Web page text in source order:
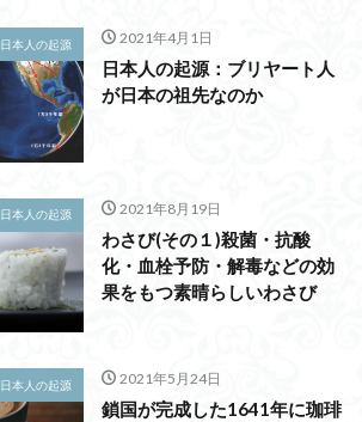
日本人の起源 2021年4月1日
日本人の起源：ブリヤート人
が日本の祖先なのか
日本人の起源 2021年8月19日
わさび(その１)殺菌・抗酸
化・血栓予防・解毒などの効
果をもつ素晴らしいわさび
日本人の起源 2021年5月24日
鎖国が完成した1641年に珈琲